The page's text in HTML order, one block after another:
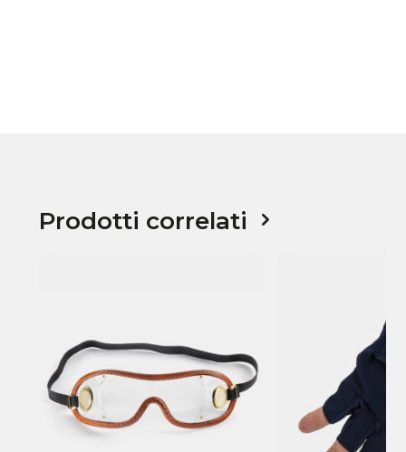
Prodotti correlati